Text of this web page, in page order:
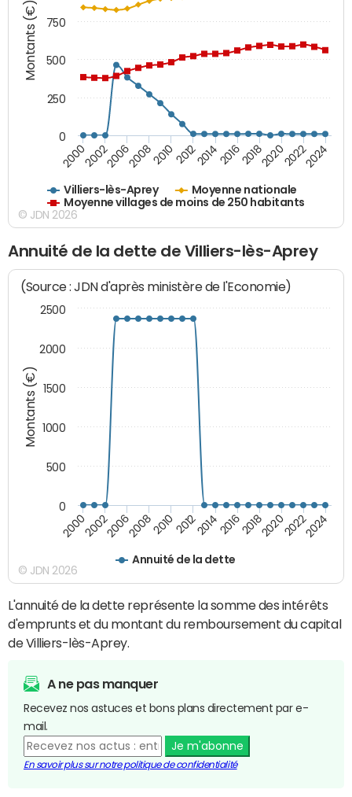
Montants (€)
Villiers-lès-Aprey
Moyenne nationale
Moyenne villages de moins de 250 habitants
200020022006200820102012201420162018202020222024
0
250
500
750
© JDN 2026
Annuité de la dette de Villiers-lès-Aprey
Montants (€)
(Source : JDN d'après ministère de l'Economie)
Annuité de la dette
200020022006200820102012201420162018202020222024
0
500
1000
1500
2000
2500
© JDN 2026
L'annuité de la dette représente la somme des intérêts
d'emprunts et du montant du remboursement du capital
de Villiers-lès-Aprey.
A ne pas manquer
Recevez nos astuces et bons plans directement par e-
mail.
Je m'abonne
En savoir plus sur notre politique de confidentialité